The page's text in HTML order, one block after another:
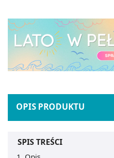
OPIS PRODUKTU
SPIS TREŚCI